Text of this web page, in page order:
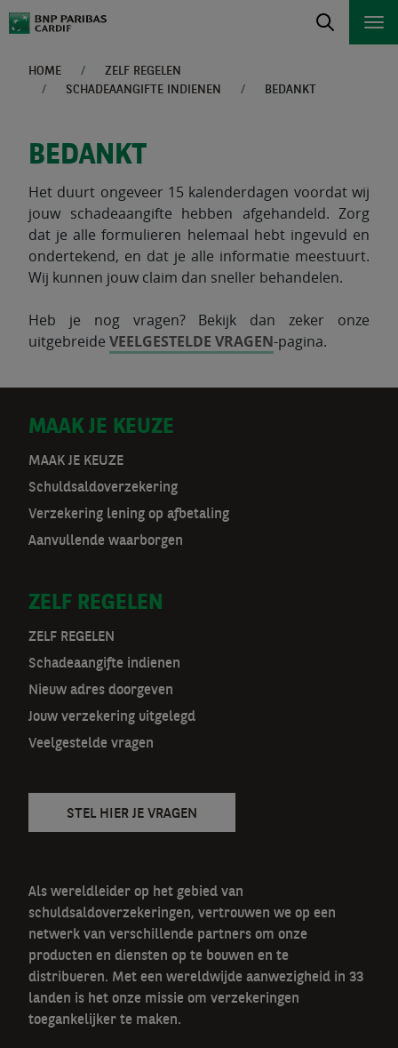
HOME
ZELF REGELEN
SCHADEAANGIFTE INDIENEN
BEDANKT
BEDANKT
Het duurt ongeveer 15 kalenderdagen voordat wij
jouw schadeaangifte hebben afgehandeld. Zorg
dat je alle formulieren helemaal hebt ingevuld en
ondertekend, en dat je alle informatie meestuurt.
Wij kunnen jouw claim dan sneller behandelen.
Heb je nog vragen? Bekijk dan zeker onze
uitgebreide VEELGESTELDE VRAGEN-pagina.
D
o
o
r
a
t
n
a
v
MAAK JE KEUZE
MAAK JE KEUZE
Schuldsaldoverzekering
Verzekering lening op afbetaling
Aanvullende waarborgen
ZELF REGELEN
ZELF REGELEN
Schadeaangifte indienen
Nieuw adres doorgeven
Jouw verzekering uitgelegd
Veelgestelde vragen
STEL HIER JE VRAGEN
Als wereldleider op het gebied van
schuldsaldoverzekeringen, vertrouwen we op een
netwerk van verschillende partners om onze
producten en diensten op te bouwen en te
distribueren. Met een wereldwijde aanwezigheid in 33
landen is het onze missie om verzekeringen
toegankelijker te maken.